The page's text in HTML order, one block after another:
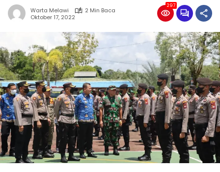
Warta Melawi
2 Min Baca
Oktober 17, 2022
297